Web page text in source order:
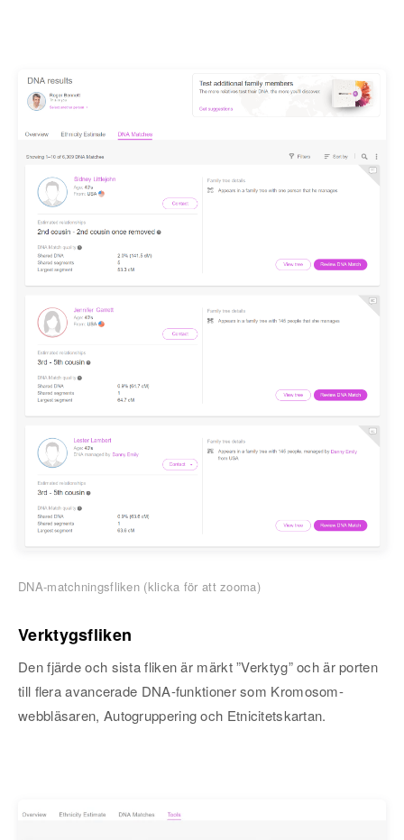
DNA-matchningsfliken (klicka för att zooma)
Verktygsfliken
Den fjärde och sista fliken är märkt ”Verktyg” och är porten
till flera avancerade DNA-funktioner som Kromosom-
webbläsaren, Autogruppering och Etnicitetskartan.